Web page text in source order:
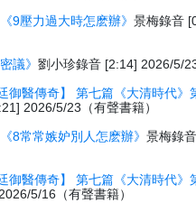
9壓力過大時怎麽辦》景梅錄音
議》劉小珍錄音 [2:14] 2026/5/
御醫傳奇】 第七篇《大清時代》
2026/5/23（有聲書籍）
8常常嫉妒別人怎麽辦》景梅錄
御醫傳奇】 第七篇《大清時代》
5/16（有聲書籍）